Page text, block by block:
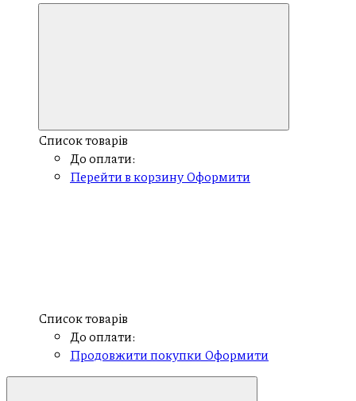
Список товарів
До оплати:
Перейти в корзинуОформити
Список товарів
До оплати:
Продовжити покупкиОформити